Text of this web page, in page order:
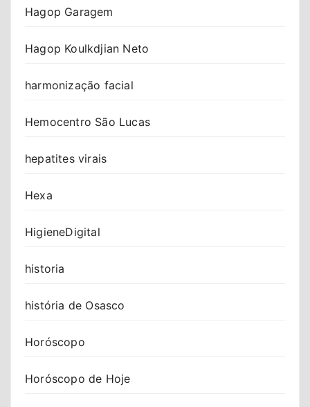
Hagop Garagem
Hagop Koulkdjian Neto
harmonização facial
Hemocentro São Lucas
hepatites virais
Hexa
HigieneDigital
historia
história de Osasco
Horóscopo
Horóscopo de Hoje